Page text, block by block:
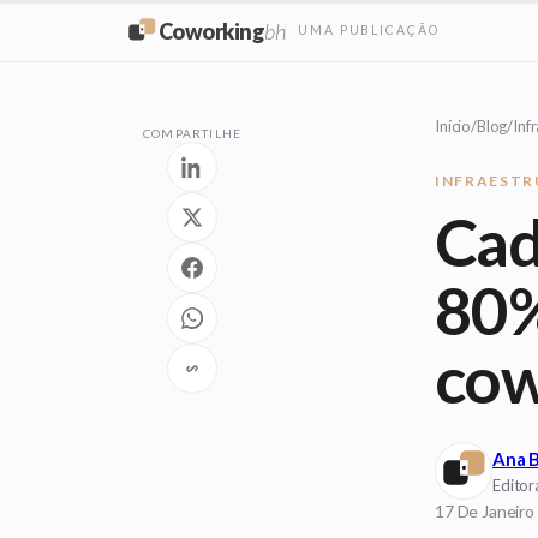
Coworkingbh UMA PUBLICAÇÃO
COMPARTILHE Início/Blog/
Ana
17 De